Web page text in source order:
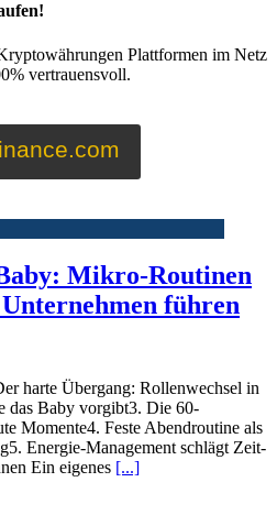
Plattformen im Netz
vertrauensvoll.
Mikro-Routinen
führen
harte Übergang: Rollenwechsel in
das Baby vorgibt3. Die 60-
Momente4. Feste Abendroutine als
Energie-Management schlägt Zeit-
Ein eigenes [...]